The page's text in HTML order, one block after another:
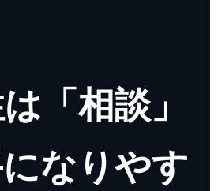
「相談」
なりやす